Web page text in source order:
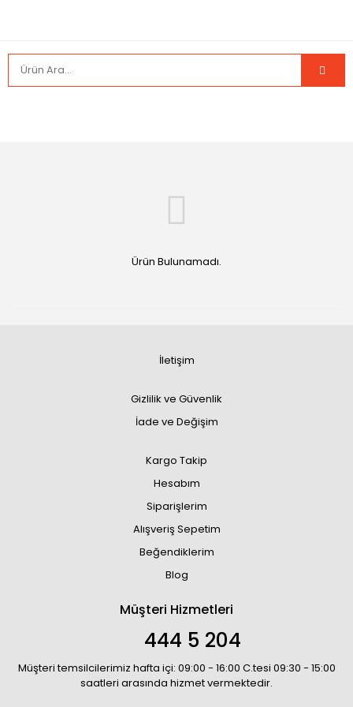
Ürün Bulunamadı.
İletişim
Gizlilik ve Güvenlik
İade ve Değişim
Kargo Takip
Hesabım
Siparişlerim
Alışveriş Sepetim
Beğendiklerim
Blog
Müşteri Hizmetleri
444 5 204
Müşteri temsilcilerimiz hafta içi: 09:00 - 16:00 C.tesi 09:30 - 15:00
saatleri arasında hizmet vermektedir.